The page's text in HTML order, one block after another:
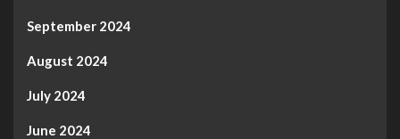
September 2024
August 2024
July 2024
June 2024